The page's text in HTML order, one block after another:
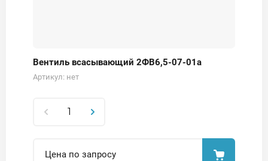
Вентиль всасывающий 2ФВ6,5-07-01а
Артикул: нет
Цена по запросу